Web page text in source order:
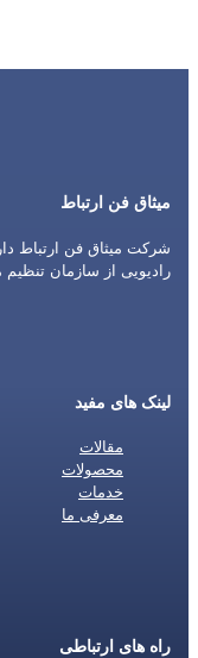
میثاق فن ارتباط
شرکت میثاق فن ارتباط
رادیویی از سازمان تنظیم
لینک های مفید
مقالات
محصولات
خدمات
معرفی ما
راه های ارتباطی